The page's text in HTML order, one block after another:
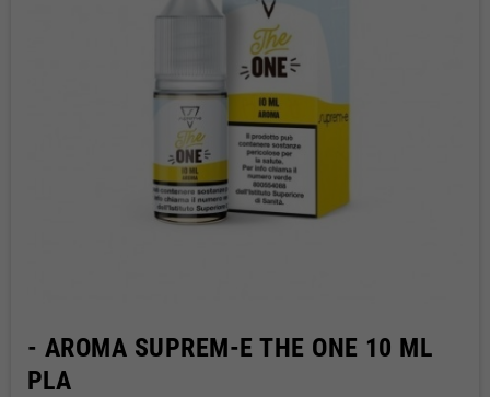
- AROMA SUPREM-E THE ONE 10 ML
PLA